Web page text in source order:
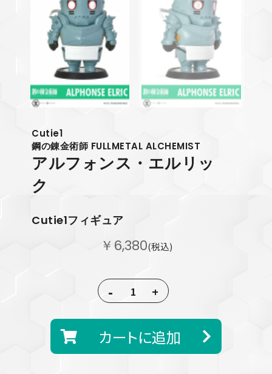
Cutie1
鋼の錬金術師 FULLMETAL ALCHEMIST
アルフォンス・エルリッ
ク
Cutie1フィギュア
￥6,380(税込)
- +
カートに追加